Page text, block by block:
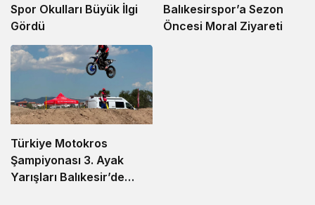
Spor Okulları Büyük İlgi
Gördü
Balıkesirspor’a Sezon
Öncesi Moral Ziyareti
Türkiye Motokros
Şampiyonası 3. Ayak
Yarışları Balıkesir’de